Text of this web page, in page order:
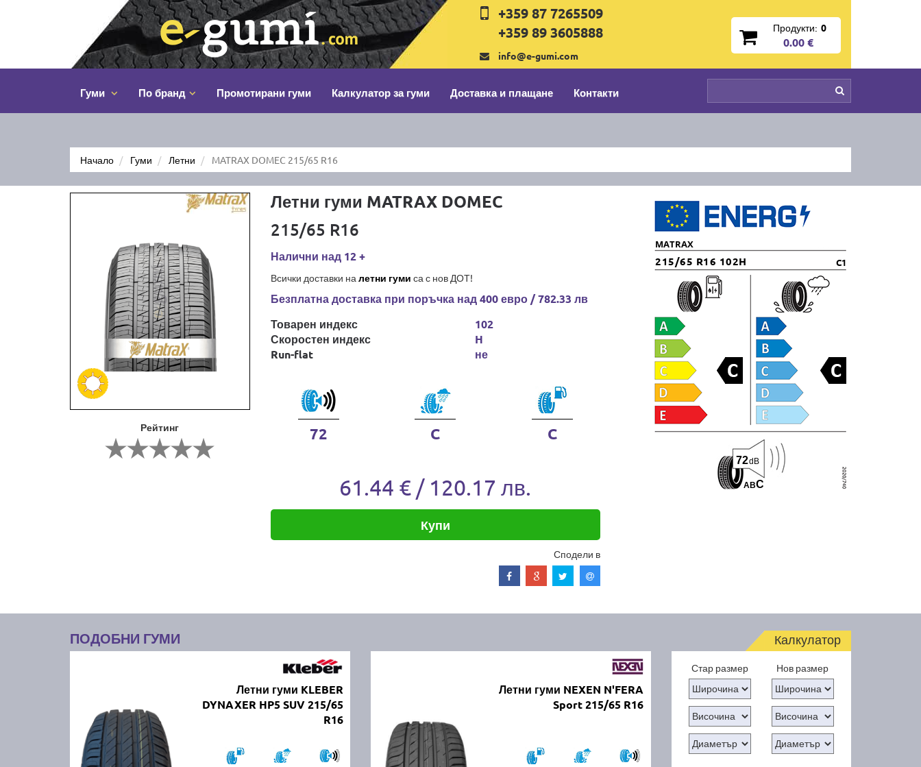
+359 87 7265509
+359 89 3605888
info@e-gumi.com
Продукти: 0
0.00 €
Гуми По бранд Промотирани гуми Калкулатор за гуми Доставка и плащане Контакти
Начало Гуми Летни MATRAX DOMEC 215/65 R16
Рейтинг
Летни гуми MATRAX DOMEC
215/65 R16
Налични над 12 +
Всички доставки на летни гуми са с нов ДОТ!
Безплатна доставка при поръчка над 400 евро / 782.33 лв
Товарен индекс
Скоростен индекс
Run-flat
102
H
не
72 C C
61.44 € / 120.17 лв.
Купи
Сподели в
MATRAX
215/65 R16 102H C1
ABC
72dB
ПОДОБНИ ГУМИ
Летни гуми KLEBER
DYNAXER HP5 SUV 215/65
R16
Летни гуми NEXEN N'FERA
Sport 215/65 R16
Калкулатор
Стар размер Нов размер